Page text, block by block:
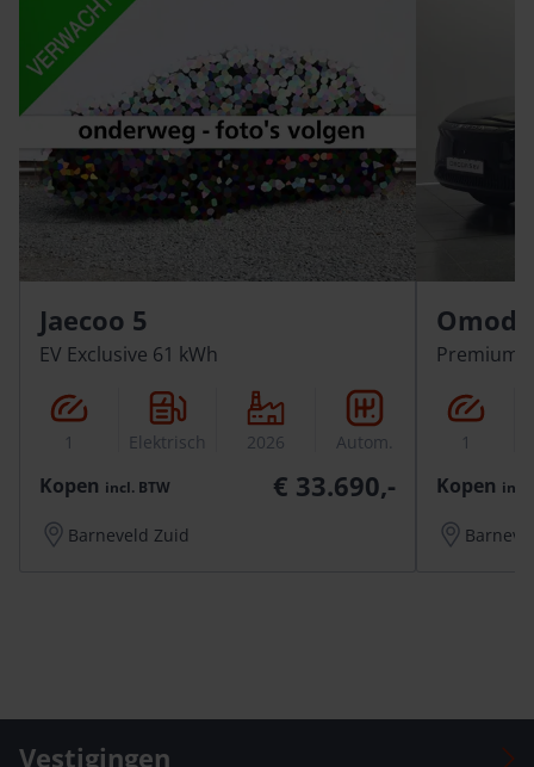
Jaecoo 5
EV Exclusive 61 kWh
1 Elektrisch 2026 Autom.
Kopen incl. BTW € 33.690,-
Barneveld Zuid
Premium
1
Kopen incl.
Vestigingen